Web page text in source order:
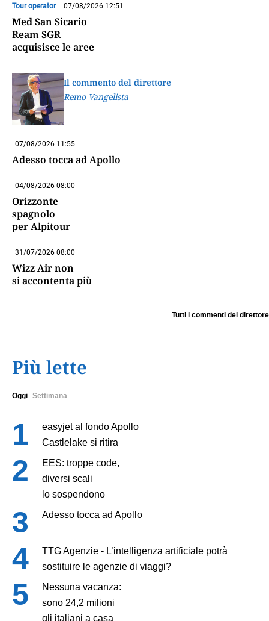
Tour operator 07/08/2026 12:51
Med San Sicario
Ream SGR
acquisisce le aree
Il commento del direttore
Remo Vangelista
07/08/2026 11:55
Adesso tocca ad Apollo
04/08/2026 08:00
Orizzonte
spagnolo
per Alpitour
31/07/2026 08:00
Wizz Air non
si accontenta più
Tutti i commenti del direttore
Più lette
Oggi Settimana
easyjet al fondo Apollo
Castlelake si ritira
EES: troppe code,
diversi scali
lo sospendono
Adesso tocca ad Apollo
TTG Agenzie - L’intelligenza artificiale potrà
sostituire le agenzie di viaggi?
Nessuna vacanza:
sono 24,2 milioni
gli italiani a casa